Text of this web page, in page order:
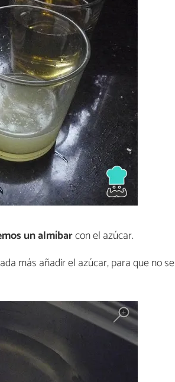
un almíbarcon el azúcar.
más añadir el azúcar, para que no se